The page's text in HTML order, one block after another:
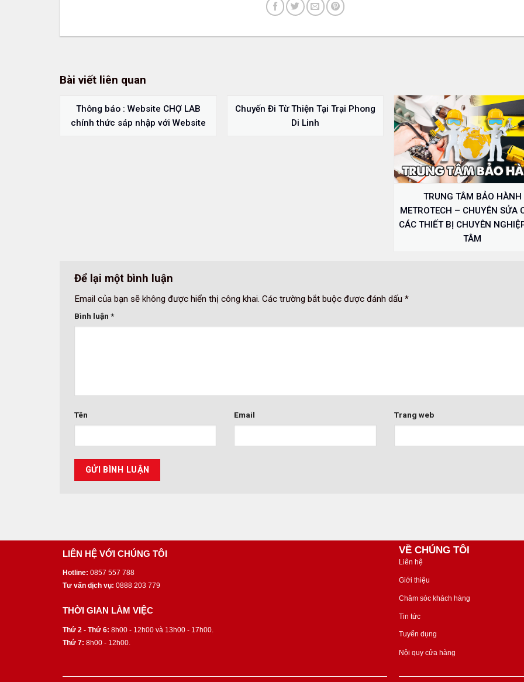
Bài viết liên quan
Thông báo : Website CHỢ LAB
chính thức sáp nhập với Website
Chuyến Đi Từ Thiện Tại Trại Phong
Di Linh
TRUNG TÂM BẢO HÀNH
METROTECH – CHUYÊN SỬA
CÁC THIẾT BỊ CHUYÊN
TÂM
Để lại một bình luận
Email của bạn sẽ không được hiển thị công khai. Các trường bắt buộc được đánh dấu *
Bình luận *
Tên Email Trang web
LIÊN HỆ VỚI CHÚNG TÔI
Hotline: 0857 557 788
Tư vấn dịch vụ: 0888 203 779
THỜI GIAN LÀM VIỆC
Thứ 2 - Thứ 6: 8h00 - 12h00 và 13h00 - 17h00.
Thứ 7: 8h00 - 12h00.
VỀ CHÚNG TÔI
Liên hệ
Giới thiệu
Chăm sóc khách hàng
Tin tức
Tuyển dụng
Nội quy cửa hàng